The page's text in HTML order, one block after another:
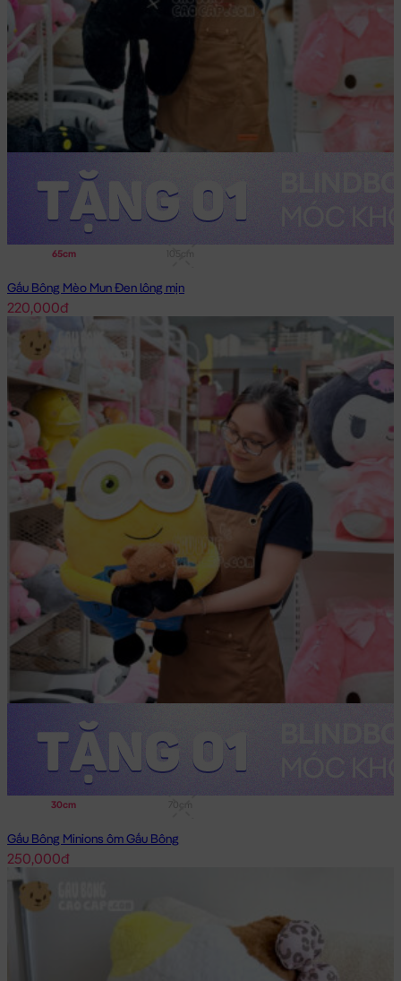
65cm
Gấu Bông Mèo Mun Đen lông mịn
220,000đ
30cm
Gấu Bông Minions ôm Gấu Bông
250,000đ